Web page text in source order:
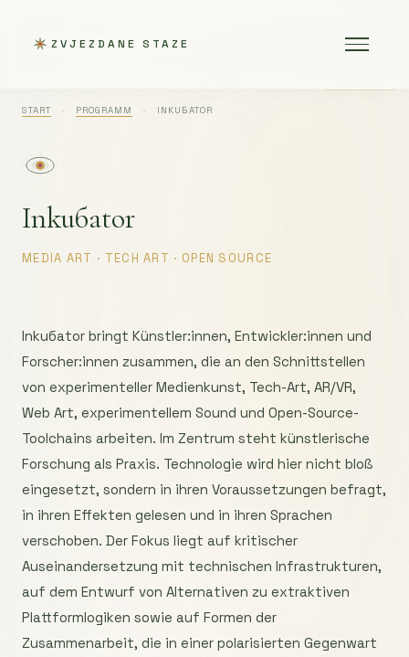
ZVJEZDANE STAZE
START · PROGRAMM · INKUБATOR
Inkuбator
MEDIA ART · TECH ART · OPEN SOURCE
Inkuбator bringt Künstler:innen, Entwickler:innen und
Forscher:innen zusammen, die an den Schnittstellen
von experimenteller Medienkunst, Tech-Art, AR/VR,
Web Art, experimentellem Sound und Open-Source-
Toolchains arbeiten. Im Zentrum steht künstlerische
Forschung als Praxis. Technologie wird hier nicht bloß
eingesetzt, sondern in ihren Voraussetzungen befragt,
in ihren Effekten gelesen und in ihren Sprachen
verschoben. Der Fokus liegt auf kritischer
Auseinandersetzung mit technischen Infrastrukturen,
auf dem Entwurf von Alternativen zu extraktiven
Plattformlogiken sowie auf Formen der
Zusammenarbeit, die in einer polarisierten Gegenwart